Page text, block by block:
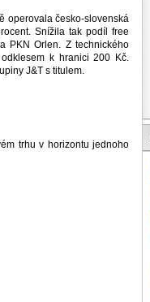
operovala česko-slovenská
Snížila tak podíl free
PKN Orlen. Z technického
k hranici 200 Kč.
J&T s titulem.
trhu v horizontu jednoho